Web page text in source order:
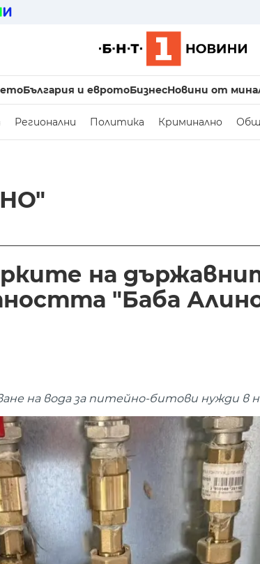
България и евротоБизнесНовини от
Регионални Политика Криминално
на
"Баба
на вода за питейно-битови нужди в